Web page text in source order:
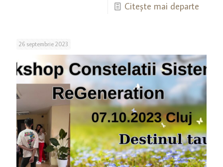
Citește mai departe
26 septembrie 2023